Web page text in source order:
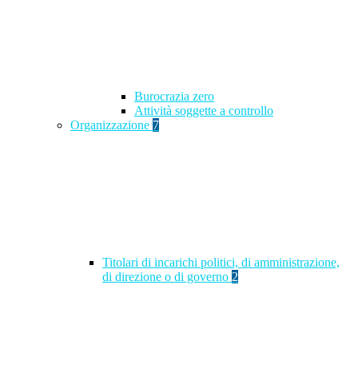
Burocrazia zero
Attività soggette a controllo
Organizzazione 7
Titolari di incarichi politici, di amministrazione,
di direzione o di governo 2